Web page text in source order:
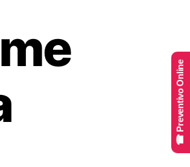
☎ Preventivo Online